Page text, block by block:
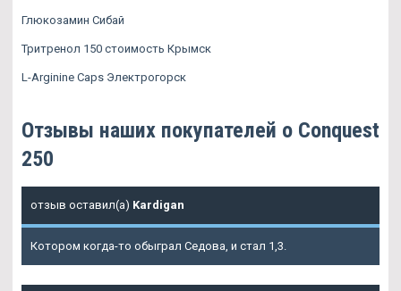
Глюкозамин Сибай
Тритренол 150 стоимость Крымск
L-Arginine Caps Электрогорск
Отзывы наших покупателей о Conquest
250
отзыв оставил(а) Kardigan
Котором когда-то обыграл Седова, и стал 1,3.